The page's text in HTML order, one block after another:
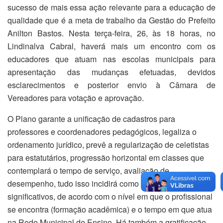
sucesso de mais essa ação relevante para a educação de
qualidade que é a meta de trabalho da Gestão do Prefeito
Anilton Bastos. Nesta terça-feira, 26, às 18 horas, no
Lindinalva Cabral, haverá mais um encontro com os
educadores que atuam nas escolas municipais para
apresentação das mudanças efetuadas, devidos
esclarecimentos e posterior envio à Câmara de
Vereadores para votação e aprovação.
O Plano garante a unificação de cadastros para
professores e coordenadores pedagógicos, legaliza o
ordenamento jurídico, prevê a regularização de celetistas
para estatutários, progressão horizontal em classes que
contemplará o tempo de serviço, avaliação de
desempenho, tudo isso incidirá como ganhos salariais
significativos, de acordo com o nível em que o profissional
se encontra (formação acadêmica) e o tempo em que atua